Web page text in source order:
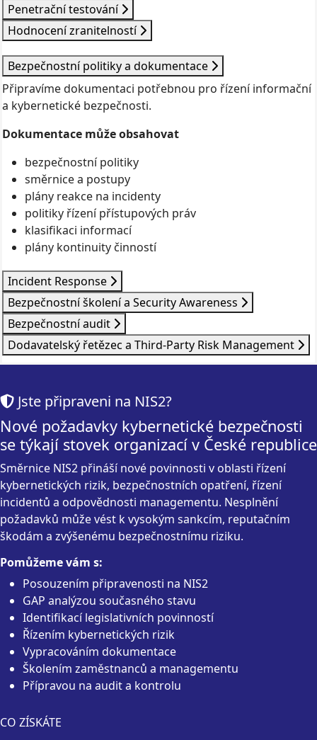
Penetrační testování
Hodnocení zranitelností
Bezpečnostní politiky a dokumentace
Připravíme dokumentaci potřebnou pro řízení informační
a kybernetické bezpečnosti.
Dokumentace může obsahovat
bezpečnostní politiky
směrnice a postupy
plány reakce na incidenty
politiky řízení přístupových práv
klasifikaci informací
plány kontinuity činností
Incident Response
Bezpečnostní školení a Security Awareness
Bezpečnostní audit
Dodavatelský řetězec a Third-Party Risk Management
Jste připraveni na NIS2?
Nové požadavky kybernetické bezpečnosti
se týkají stovek organizací v České republice
Směrnice NIS2 přináší nové povinnosti v oblasti řízení
kybernetických rizik, bezpečnostních opatření, řízení
incidentů a odpovědnosti managementu. Nesplnění
požadavků může vést k vysokým sankcím, reputačním
škodám a zvýšenému bezpečnostnímu riziku.
Pomůžeme vám s:
Posouzením připravenosti na NIS2
GAP analýzou současného stavu
Identifikací legislativních povinností
Řízením kybernetických rizik
Vypracováním dokumentace
Školením zaměstnanců a managementu
Přípravou na audit a kontrolu
CO ZÍSKÁTE